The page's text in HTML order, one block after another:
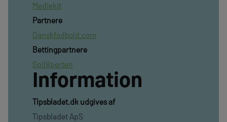
Mediekit
Partnere
Danskfodbold.com
Bettingpartnere
SpilXperten
Information
TIpsbladet.dk udgives af
Tipsbladet ApS